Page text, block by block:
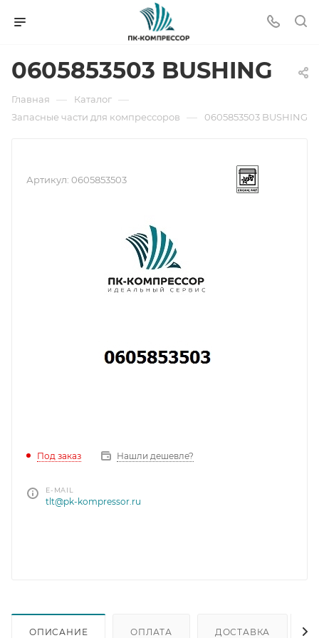
0605853503 BUSHING
Главная — Каталог —
Запасные части для компрессоров — 0605853503 BUSHING
Артикул: 0605853503
Под заказ Нашли дешевле?
E-MAIL
tlt@pk-kompressor.ru
ОПИСАНИЕ ОПЛАТА ДОСТАВКА